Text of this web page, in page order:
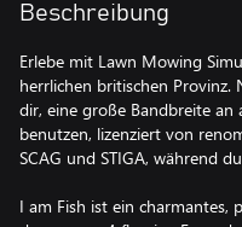
Beschreibung
Erlebe mit Lawn Mowing
herrlichen britischen Provinz.
dir, eine große Bandbreite
benutzen, lizenziert von
SCAG und STIGA, während
I am Fish ist ein charmantes,